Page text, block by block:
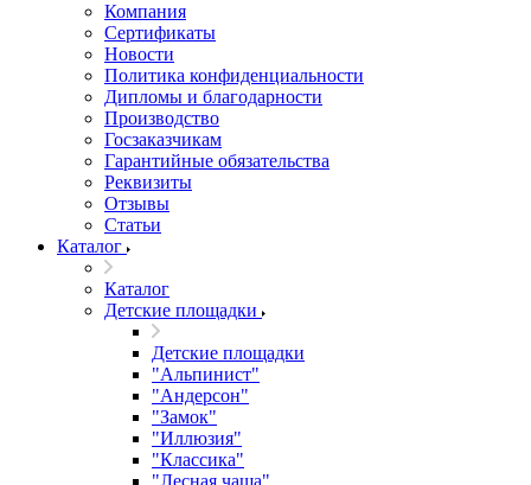
Компания
Сертификаты
Новости
Политика конфиденциальности
Дипломы и благодарности
Производство
Госзаказчикам
Гарантийные обязательства
Реквизиты
Отзывы
Статьи
Каталог
Каталог
Детские площадки
Детские площадки
"Альпинист"
"Андерсон"
"Замок"
"Иллюзия"
"Классика"
"Лесная чаща"